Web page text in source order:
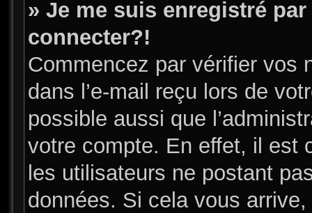
» Je me suis enregistré
connecter?!
Commencez par vérifier vos
dans l’e-mail reçu lors de
possible aussi que
votre compte. En effet, il est
les utilisateurs ne postant
données. Si cela vous